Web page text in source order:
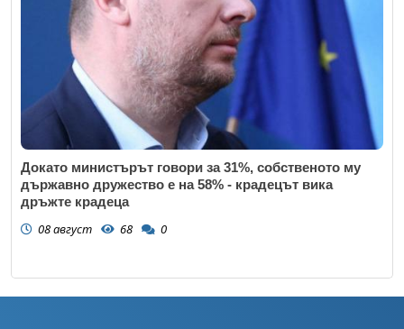
Докато министърът говори за 31%, собственото му
държавно дружество е на 58% - крадецът вика
дръжте крадеца
08 август 68 0